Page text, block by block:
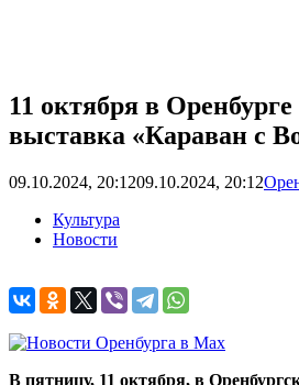
11 октября в Оренбурге
выставка «Караван с
09.10.2024, 20:1209.10.2024, 20:12
Культура
Новости
В пятницу, 11 октября, в